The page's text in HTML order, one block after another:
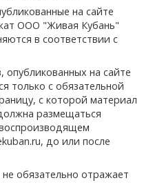
на сайте
ООО "Живая Кубань"
в соответствии с
опубликованных на сайте
только с обязательной
с которой материал
размещаться
до или после
обязательно отражает